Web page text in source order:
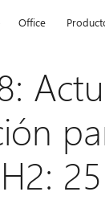
Office